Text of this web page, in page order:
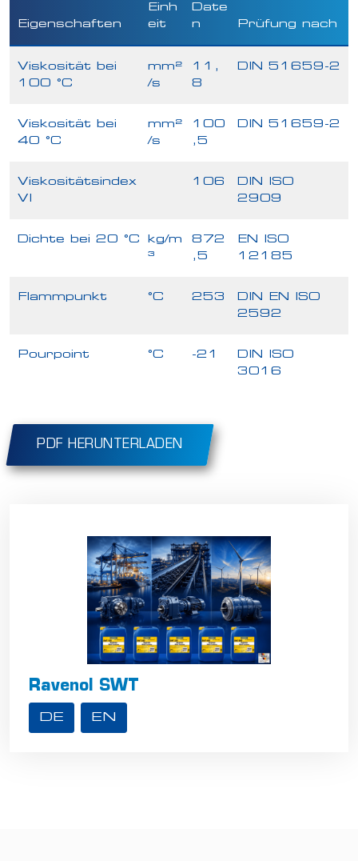
Eigenschaften
Einh
eit
Date
n
Prüfung nach
Viskosität bei
100 °C
mm²
/s
11,
8
DIN 51659-2
Viskosität bei
40 °C
mm²
/s
100
,5
DIN 51659-2
Viskositätsindex
VI
106
DIN ISO
2909
Dichte bei 20 °C
kg/m
³
872
,5
EN ISO
12185
Flammpunkt °C 253
DIN EN ISO
2592
Pourpoint °C -21
DIN ISO
3016
PDF HERUNTERLADEN
Ravenol SWT
DE EN